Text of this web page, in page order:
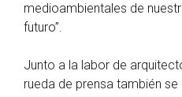
medioambientales de
futuro”.
Junto a la labor de
rueda de prensa también se